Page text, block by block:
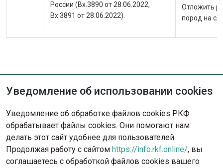
России (Вх.3890 от 28.06.2022,
Вх.3891 от 28.06.2022).
Отложить
пород на
Опишите ситуацию - наша команда
Обратиться в поддержку
Уведомление об использовании cookies
Уведомление об обработке файлов cookies РКФ
обрабатывает файлы cookies. Они помогают нам
делать этот сайт удобнее для пользователей.
Продолжая работу с сайтом https://info.rkf.online/, вы
соглашаетесь с обработкой файлов cookies вашего